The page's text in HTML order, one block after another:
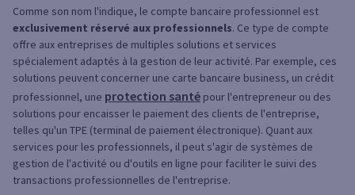
Comme son nom l'indique, le compte bancaire professionnel est
exclusivement réservé aux professionnels. Ce type de compte
offre aux entreprises de multiples solutions et services
spécialement adaptés à la gestion de leur activité. Par exemple, ces
solutions peuvent concerner une carte bancaire business, un crédit
professionnel, une protection santé pour l'entrepreneur ou des
solutions pour encaisser le paiement des clients de l'entreprise,
telles qu'un TPE (terminal de paiement électronique). Quant aux
services pour les professionnels, il peut s'agir de systèmes de
gestion de l'activité ou d'outils en ligne pour faciliter le suivi des
transactions professionnelles de l'entreprise.